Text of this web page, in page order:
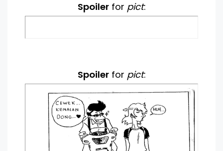
Spoilerfor pict:
Spoilerfor pict: